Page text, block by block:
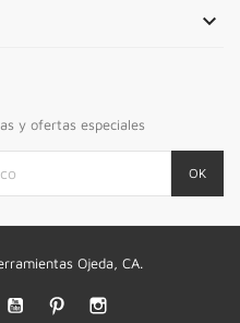

y ofertas especiales
Ojeda, CA.
YouTube Pinterest